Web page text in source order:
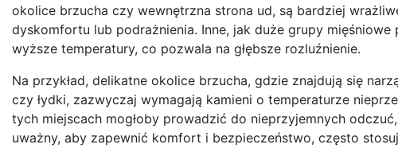
okolice brzucha czy wewnętrzna strona ud, są bardziej
dyskomfortu lub podrażnienia. Inne, jak duże grupy
wyższe temperatury, co pozwala na głębsze rozluźnienie.
Na przykład, delikatne okolice brzucha, gdzie znajdują się
czy łydki, zazwyczaj wymagają kamieni o temperaturze
tych miejscach mogłoby prowadzić do nieprzyjemnych
uważny, aby zapewnić komfort i bezpieczeństwo, często